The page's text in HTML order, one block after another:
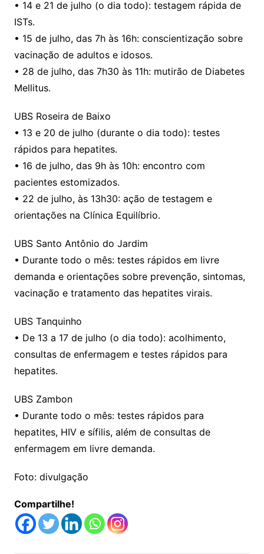
• 14 e 21 de julho (o dia todo): testagem rápida de
ISTs.
• 15 de julho, das 7h às 16h: conscientização sobre
vacinação de adultos e idosos.
• 28 de julho, das 7h30 às 11h: mutirão de Diabetes
Mellitus.
UBS Roseira de Baixo
• 13 e 20 de julho (durante o dia todo): testes
rápidos para hepatites.
• 16 de julho, das 9h às 10h: encontro com
pacientes estomizados.
• 22 de julho, às 13h30: ação de testagem e
orientações na Clínica Equilíbrio.
UBS Santo Antônio do Jardim
• Durante todo o mês: testes rápidos em livre
demanda e orientações sobre prevenção, sintomas,
vacinação e tratamento das hepatites virais.
UBS Tanquinho
• De 13 a 17 de julho (o dia todo): acolhimento,
consultas de enfermagem e testes rápidos para
hepatites.
UBS Zambon
• Durante todo o mês: testes rápidos para
hepatites, HIV e sífilis, além de consultas de
enfermagem em livre demanda.
Foto: divulgação
Compartilhe!